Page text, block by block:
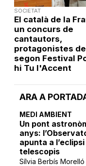
ARA A
MEDI AMBIENT
Un pont
anys:
apunta a
telescopis
Sílvia Berbís Morelló
SOCIETAT
El català de la
un concurs de
cantautors,
protagonistes
segon Festival
hi Tu l'Accent